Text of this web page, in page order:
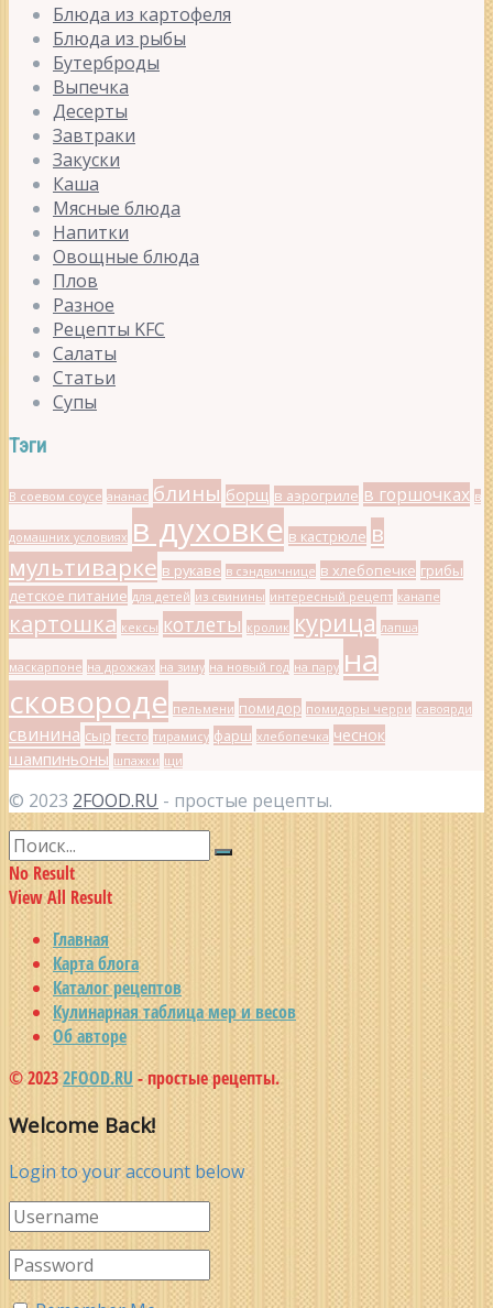
Блюда из картофеля
Блюда из рыбы
Бутерброды
Выпечка
Десерты
Завтраки
Закуски
Каша
Мясные блюда
Напитки
Овощные блюда
Плов
Разное
Рецепты KFC
Салаты
Статьи
Супы
Тэги
В соевом соусе ананас блины борщ в аэрогриле в горшочках в
домашних условиях в духовке в кастрюле в
мультиварке в рукаве в сэндвичнице в хлебопечке грибы
детское питание для детей из свинины интересный рецепт канапе
картошка кексы котлеты кролик курица лапша
маскарпоне на дрожжах на зиму на новый год на пару на
сковороде пельмени помидор помидоры черри савоярди
свинина сыр тесто тирамису фарш хлебопечка чеснок
шампиньоны шпажки щи
© 2023 2FOOD.RU - простые рецепты.
No Result
View All Result
Главная
Карта блога
Каталог рецептов
Кулинарная таблица мер и весов
Об авторе
© 20232FOOD.RU - простые рецепты.
Welcome Back!
Login to your account below